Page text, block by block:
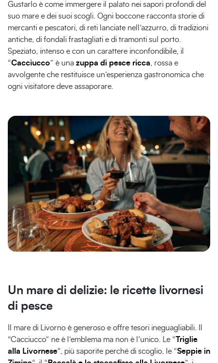
Gustarlo è come immergere il palato nei sapori profondi del
suo mare e dei suoi scogli. Ogni boccone racconta storie di
mercanti e pescatori, di reti lanciate nell’azzurro, di tradizioni
antiche, di fondali frastagliati e di tramonti sul porto.
Speziato, intenso e con un carattere inconfondibile, il
“Cacciucco” è una zuppa di pesce ricca, rossa e
avvolgente che restituisce un’esperienza gastronomica che
ogni visitatore deve assaporare.
Un mare di delizie: le ricette livornesi
di pesce
Il mare di Livorno è generoso e offre tesori ineguagliabili. Il
“Cacciucco” ne è l’emblema ma non è l’unico. Le “Triglie
alla Livornese“, più saporite perché di scoglio, le “Seppie in